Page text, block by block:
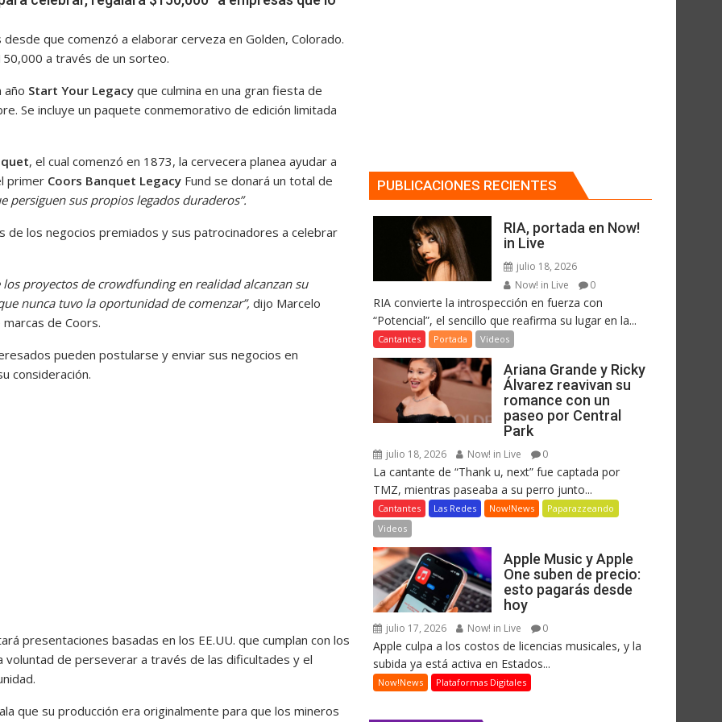
que comenzó a elaborar cerveza en Golden, Colorado.
a través de un sorteo.
año Start Your Legacy que culmina en una gran fiesta de
Se incluye un paquete conmemorativo de edición limitada
, el cual comenzó en 1873, la cervecera planea ayudar a
primer Coors Banquet Legacy Fund se donará un total de
persiguen sus propios legados duraderos”.
de los negocios premiados y sus patrocinadores a celebrar
proyectos de crowdfunding en realidad alcanzan su
nunca tuvo la oportunidad de comenzar”, dijo Marcelo
de Coors.
pueden postularse y enviar sus negocios en
consideración.
presentaciones basadas en los EE.UU. que cumplan con los
de perseverar a través de las dificultades y el
que su producción era originalmente para que los mineros
PUBLICACIONES RECIENTES
RIA, portada en Now!
in Live
julio 18, 2026
Now! in Live
0
RIA convierte la introspección en fuerza con
“Potencial”, el sencillo que reafirma su lugar en la...
Cantantes Portada Videos
Ariana Grande y Ricky
Álvarez reavivan su
romance con un
paseo por Central
Park
julio 18, 2026 Now! in Live 0
La cantante de “Thank u, next” fue captada por
TMZ, mientras paseaba a su perro junto...
Cantantes Las Redes Now!News
Paparazzeando
Videos
Apple Music y Apple
One suben de precio:
esto pagarás desde
hoy
julio 17, 2026 Now! in Live 0
Apple culpa a los costos de licencias musicales, y la
subida ya está activa en Estados...
Now!News Plataformas Digitales